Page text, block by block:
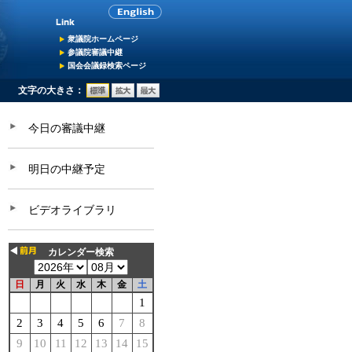
衆議院ホームページ
参議院審議中継
国会会議録検索ページ
文字の大きさ：
今日の審議中継
明日の中継予定
ビデオライブラリ
カレンダー検索
日 月 火 水 木 金 土
1
2
3 4 5 6 7
8
9
10 11 12 13 14
15